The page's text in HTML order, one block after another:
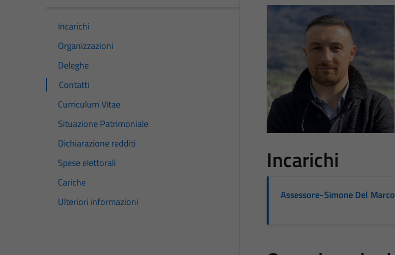
Incarichi
Organizzazioni
Deleghe
Contatti
Curriculum Vitae
Situazione Patrimoniale
Dichiarazione redditi
Spese elettorali
Cariche
Ulteriori informazioni
Incarichi
Assessore-Simone Del Marco